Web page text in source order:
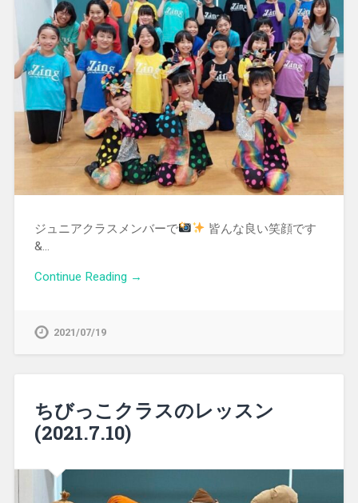
ジュニアクラスメンバーで
皆んな良い笑顔です
&…
Continue Reading →
2021/07/19
ちびっこクラスのレッスン
(2021.7.10)